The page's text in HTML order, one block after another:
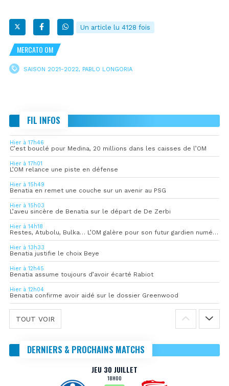
Un article lu 4128 fois
MERCATO OM
SAISON 2021-2022, PABLO LONGORIA
FIL INFOS
Hier à 17h46
C’est bouclé pour Medina, 20 millions dans les caisses de l’OM
Hier à 17h01
L’OM relance une piste en défense
Hier à 15h49
Benatia en remet une couche sur un avenir au PSG
Hier à 15h03
L’aveu sincère de Benatia sur le départ de De Zerbi
Hier à 14h18
Restes, Atubolu, Bulka… L’OM galère pour son futur gardien numéro 1
Hier à 13h33
Benatia justifie le choix Beye
Hier à 12h45
Benatia assume toujours d’avoir écarté Rabiot
Hier à 12h04
Benatia confirme avoir aidé sur le dossier Greenwood
TOUT VOIR
DERNIERS & PROCHAINS MATCHS
JEU 30 JUILLET
18H00